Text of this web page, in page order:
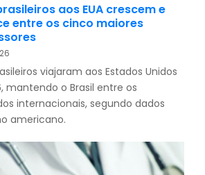
aos EUA crescem e
entre os cinco maiores
viajaram aos Estados Unidos
mantendo o Brasil entre os
internacionais, segundo dados
americano.